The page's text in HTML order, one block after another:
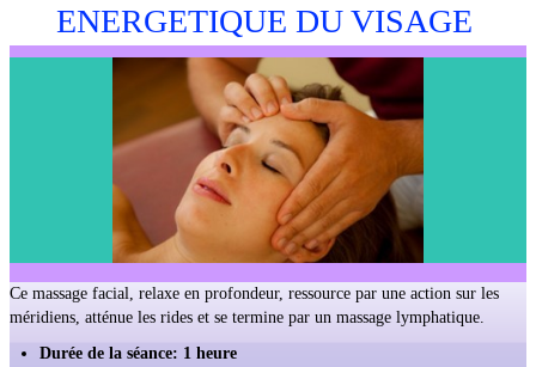
ENERGETIQUE DU VISAGE
Ce massage facial, relaxe en profondeur, ressource par une action sur les
méridiens, atténue les rides et se termine par un massage lymphatique.
Durée de la séance: 1 heure